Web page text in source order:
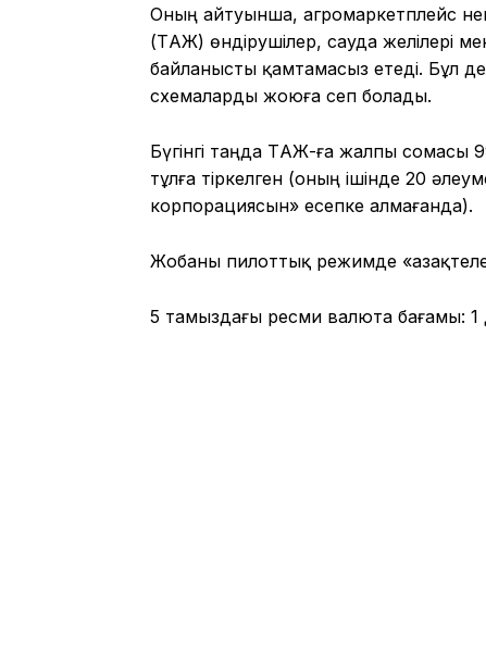
Оның айтуынша, агромаркетплейс
(ТҚАЖ) өндірушілер, сауда желілері
байланысты қамтамасыз етеді. Бұл
схемаларды жоюға сеп болады.
Бүгінгі таңда ТҚАЖ-ға жалпы сомасы
тұлға тіркелген (оның ішінде 20
корпорациясын» есепке алмағанда).
Жобаны пилоттық режимде
5 тамыздағы ресми валюта бағамы: 1